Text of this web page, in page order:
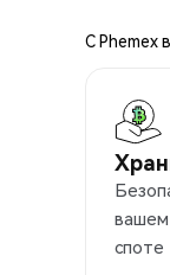
С Phemex
вашем
споте